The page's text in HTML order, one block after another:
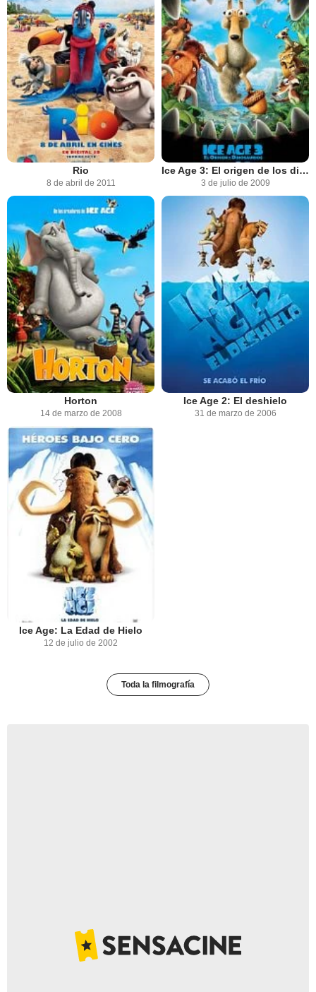
Rio
8 de abril de 2011
Ice Age 3: El origen de los dinosaurios
3 de julio de 2009
Horton
14 de marzo de 2008
Ice Age 2: El deshielo
31 de marzo de 2006
Ice Age: La Edad de Hielo
12 de julio de 2002
Toda la filmografía